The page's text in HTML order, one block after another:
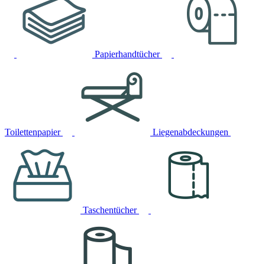
Papierhandtücher
Toilettenpapier Liegenabdeckungen
Taschentücher